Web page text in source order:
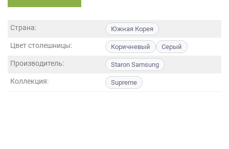
Страна: Южная Корея
Цвет столешницы: Коричневый Серый
Производитель: Staron Samsung
Коллекция: Supreme